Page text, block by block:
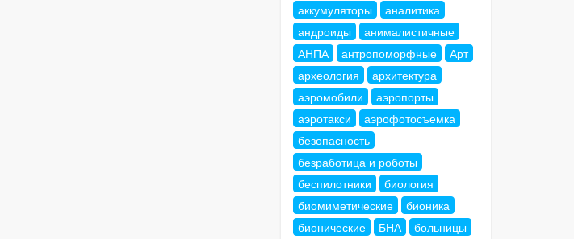
аккумуляторы
аналитика
андроиды
анималистичные
АНПА
антропоморфные
Арт
археология
архитектура
аэромобили
аэропорты
аэротакси
аэрофотосъемка
безопасность
безработица и роботы
беспилотники
биология
биомиметические
бионика
бионические
БНА
больницы